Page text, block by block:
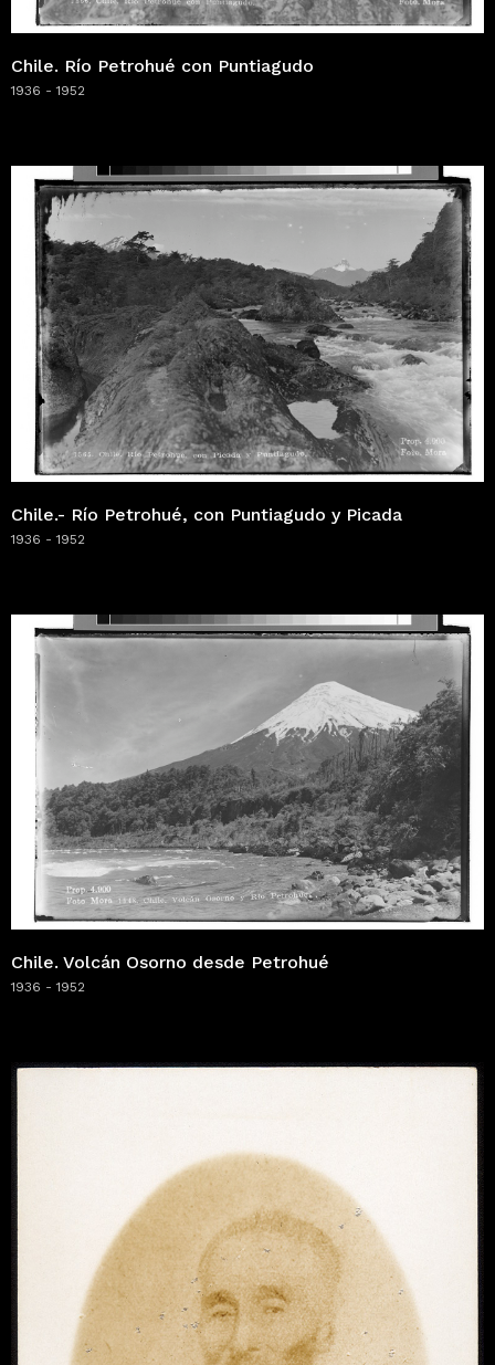
Chile. Río Petrohué con Puntiagudo
1936 - 1952
Chile.- Río Petrohué, con Puntiagudo y Picada
1936 - 1952
Chile. Volcán Osorno desde Petrohué
1936 - 1952